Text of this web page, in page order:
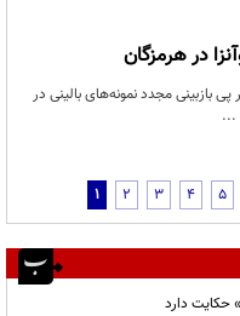
در هرمزگان
بازبینی مجدد نمونه‌های بالینی در
...
1 2 3 4 5
حکایت دارد